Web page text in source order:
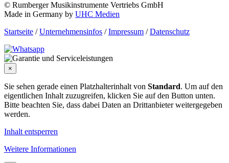
© Rumberger Musikinstrumente Vertriebs GmbH
Made in Germany by UHC Medien
Startseite / Unternehmensinfos / Impressum / Datenschutz
×
Sie sehen gerade einen Platzhalterinhalt von Standard. Um auf den
eigentlichen Inhalt zuzugreifen, klicken Sie auf den Button unten.
Bitte beachten Sie, dass dabei Daten an Drittanbieter weitergegeben
werden.
Inhalt entsperren
Weitere Informationen